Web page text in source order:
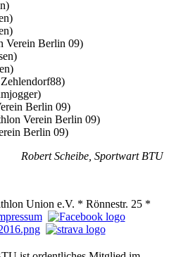
Verein Berlin 09)
Berlin 09)
Verein Berlin 09)
Berlin 09)
Robert Scheibe, Sportwart BTU
Union e.V. * Rönnestr. 25 *